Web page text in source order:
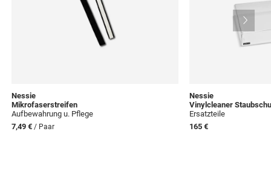
Nessie
Mikrofaserstreifen
Aufbewahrung u. Pflege
7,49 € / Paar
Nessie
Vinylcleaner
Ersatzteile
165 €